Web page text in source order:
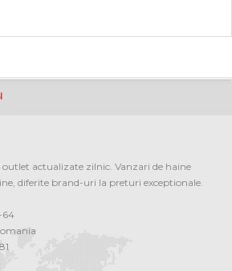
outlet actualizate zilnic. Vanzari de haine
diferite brand-uri la preturi exceptionale.
64